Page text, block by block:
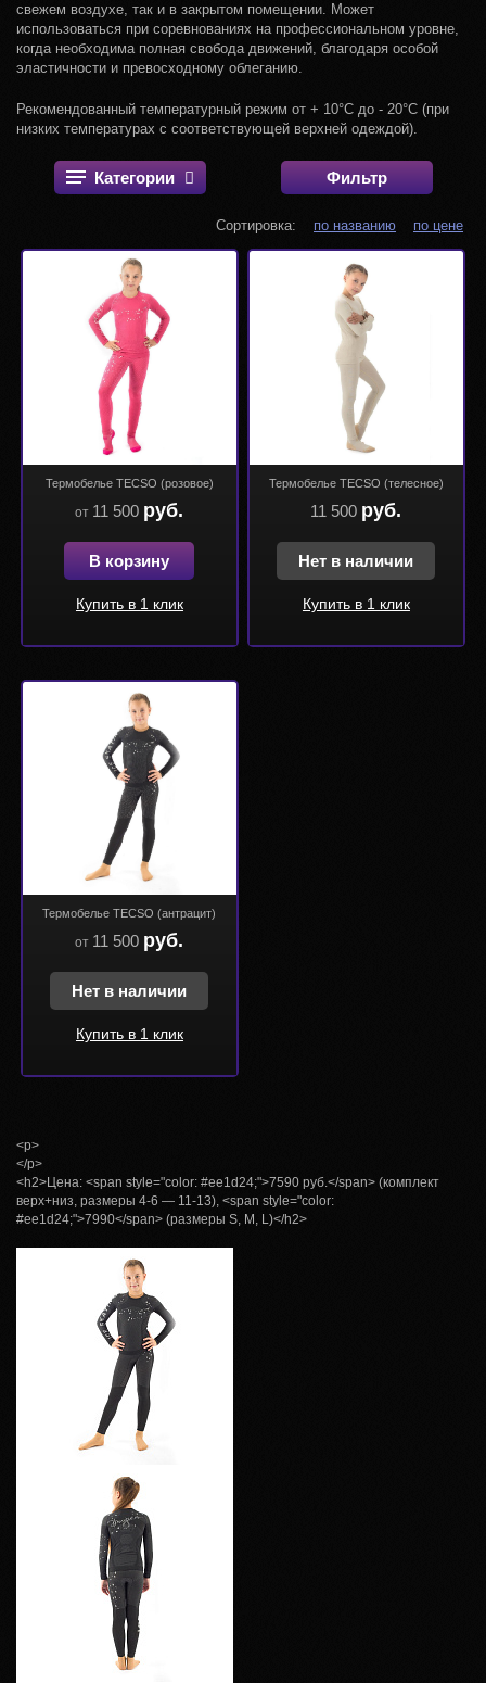
свежем воздухе, так и в закрытом помещении. Может
использоваться при соревнованиях на профессиональном уровне,
когда необходима полная свобода движений, благодаря особой
эластичности и превосходному облеганию.
Рекомендованный температурный режим от + 10°С до - 20°С (при
низких температурах с соответствующей верхней одеждой).
Категории Фильтр
Сортировка: по названию по цене
Термобелье TECSO (розовое)
от 11 500 руб.
В корзину
Купить в 1 клик
Термобелье TECSO (телесное)
11 500 руб.
Нет в наличии
Купить в 1 клик
Термобелье TECSO (антрацит)
от 11 500 руб.
Нет в наличии
Купить в 1 клик
<p>
</p>
<h2>Цена: <span style="color: #ee1d24;">7590 руб.</span> (комплект
верх+низ, размеры 4-6 — 11-13), <span style="color:
#ee1d24;">7990</span> (размеры S, M, L)</h2>